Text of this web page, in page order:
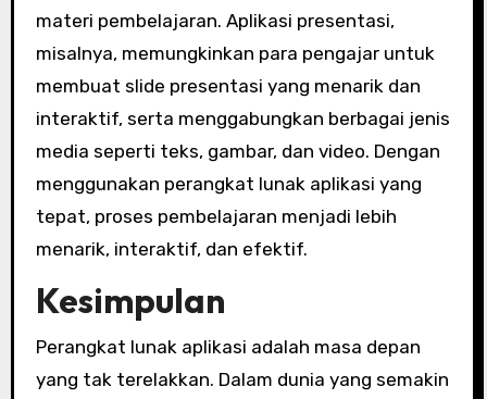
materi pembelajaran. Aplikasi presentasi,
misalnya, memungkinkan para pengajar untuk
membuat slide presentasi yang menarik dan
interaktif, serta menggabungkan berbagai jenis
media seperti teks, gambar, dan video. Dengan
menggunakan perangkat lunak aplikasi yang
tepat, proses pembelajaran menjadi lebih
menarik, interaktif, dan efektif.
Kesimpulan
Perangkat lunak aplikasi adalah masa depan
yang tak terelakkan. Dalam dunia yang semakin